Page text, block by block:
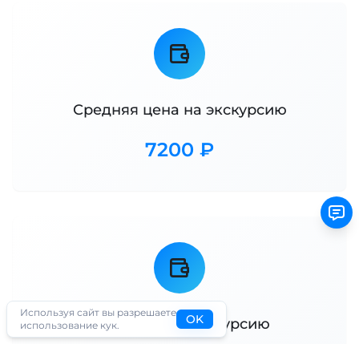
Средняя цена на экскурсию
7200 ₽
Мин цена на экскурсию
Используя сайт вы разрешаете
использование кук.
OK